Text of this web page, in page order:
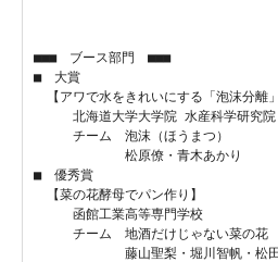
■■■　ブース部門　■■■
■　大賞
【アワで水をきれいにする「泡沫分離」
北海道大学大学院 水産科学研究院
チーム　泡沫（ほうまつ）
松原僚・青木あかり
■　優秀賞
【菜の花酵母でパン作り】
函館工業高等専門学校
チーム　地酒だけじゃない菜の花
藤山聖梨・堀川智帆・松田